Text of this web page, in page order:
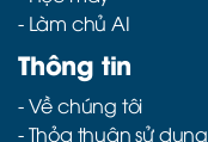
- Làm chủ AI
Thông tin
- Về chúng tôi
- Thỏa thuận sử dụng